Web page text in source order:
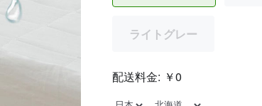
ライトグレー
配送料金: ￥0